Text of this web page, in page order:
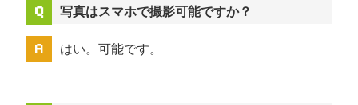
写真はスマホで撮影可能ですか？
はい。可能です。